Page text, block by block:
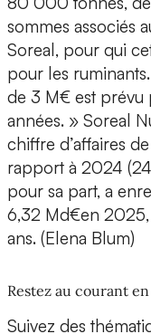
sommes associés
Soreal, pour qui
pour les
de 3 M€ est prévu
années. » Soreal
chiffre d’affaires
rapport à 2024
pour sa part, a
6,32 Md€en 2025,
ans. (Elena Blum)
Restez au courant
Suivez des